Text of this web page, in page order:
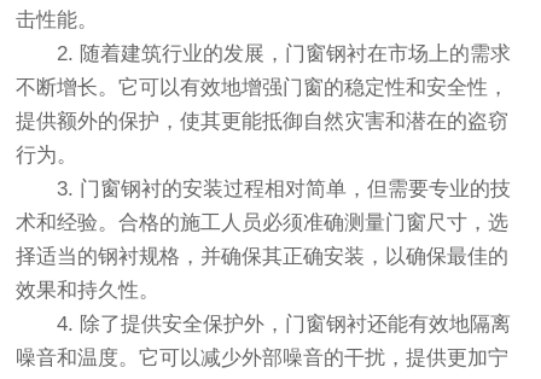
击性能。
2. 随着建筑行业的发展，门窗钢衬在市场上的需求
不断增长。它可以有效地增强门窗的稳定性和安全性，
提供额外的保护，使其更能抵御自然灾害和潜在的盗窃
行为。
3. 门窗钢衬的安装过程相对简单，但需要专业的技
术和经验。合格的施工人员必须准确测量门窗尺寸，选
择适当的钢衬规格，并确保其正确安装，以确保最佳的
效果和持久性。
4. 除了提供安全保护外，门窗钢衬还能有效地隔离
噪音和温度。它可以减少外部噪音的干扰，提供更加宁